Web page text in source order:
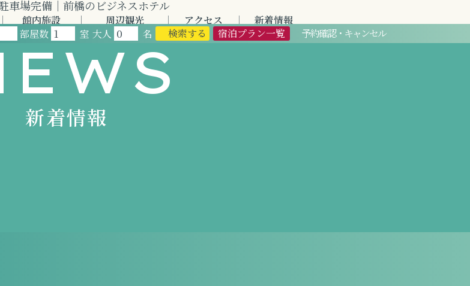
館内施設
FACILITIES
周辺観光
SIGHTSEEING
アクセス
ACCESS
新着情報
NEWS
新着情報
部屋数 室 大人 名 検索する 宿泊プラン一覧 予約確認・キャンセル